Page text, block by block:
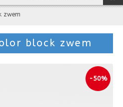
zwem
block zwem
-50%